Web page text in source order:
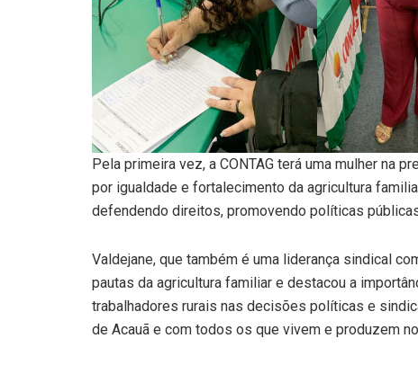
Pela primeira vez, a CONTAG terá uma mulher na
por igualdade e fortalecimento da agricultura
defendendo direitos, promovendo políticas
Valdejane, que também é uma liderança sindical
pautas da agricultura familiar e destacou a
trabalhadores rurais nas decisões políticas e
de Acauã e com todos os que vivem e produzem